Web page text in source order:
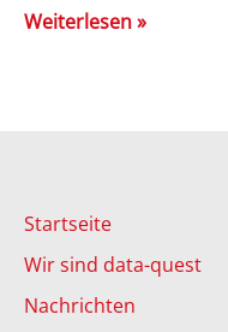
Weiterlesen »
Startseite
Wir sind data-quest
Nachrichten